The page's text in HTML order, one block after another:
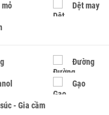
mỏ Dệt may
Đường
Gạo
- Gia cầm